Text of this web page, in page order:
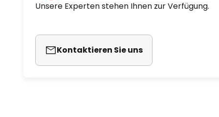
Unsere Experten stehen Ihnen zur Verfügung.
Kontaktieren Sie uns